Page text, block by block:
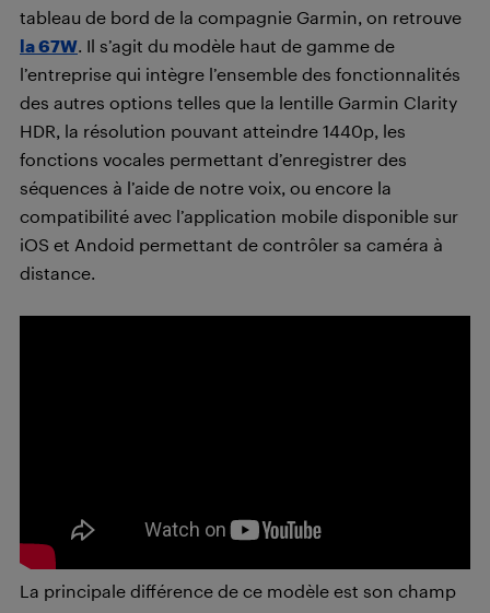
tableau de bord de la compagnie Garmin, on retrouve
la 67W. Il s’agit du modèle haut de gamme de
l’entreprise qui intègre l’ensemble des fonctionnalités
des autres options telles que la lentille Garmin Clarity
HDR, la résolution pouvant atteindre 1440p, les
fonctions vocales permettant d’enregistrer des
séquences à l’aide de notre voix, ou encore la
compatibilité avec l’application mobile disponible sur
iOS et Andoid permettant de contrôler sa caméra à
distance.
La principale différence de ce modèle est son champ